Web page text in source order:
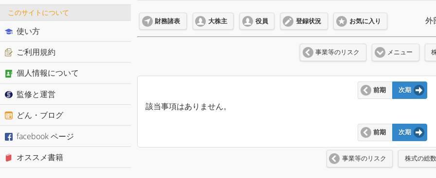
財務諸表 大株主 役員 登録状況 お気に入り 外
事業等のリスク メニュー
前期 次期
該当事項はありません。
前期 次期
事業等のリスク 株式の総
このサイトについて
使い方
ご利用規約
個人情報について
監修と運営
どん・ブログ
facebook ページ
オススメ書籍